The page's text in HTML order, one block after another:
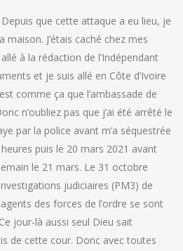
Depuis que cette attaque a eu lieu, je
J’étais caché chez mes
à la rédaction de l’Indépendant
et je suis allé en Côte d’Ivoire
comme ça que l’ambassade de
n’oubliez pas que j’ai été arrêté le
par la police avant m’a séquestrée
puis le 20 mars 2021 avant
le 21 mars. Le 31 octobre
judiciaires (PM3) de
des forces de l’ordre se sont
jour-là aussi seul Dieu sait
de cette cour. Donc avec toutes